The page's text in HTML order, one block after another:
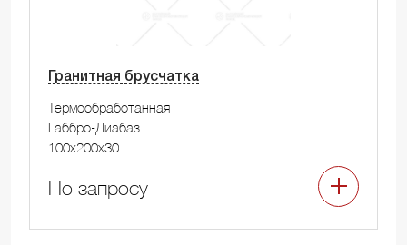
Гранитная брусчатка
Термообработанная
Габбро-Диабаз
100x200x30
По запросу